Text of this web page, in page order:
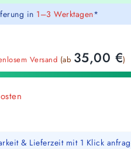
in 1–3 Werktagen*
Versand (ab 35,00 €)
& Lieferzeit mit 1 Klick